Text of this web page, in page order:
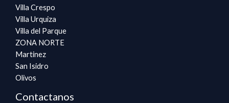
Villa Crespo
Villa Urquiza
Villa del Parque
ZONA NORTE
Martinez
San Isidro
Olivos
Contactanos